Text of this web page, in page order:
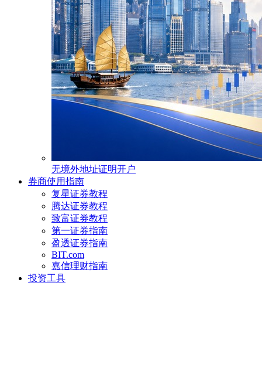
无境外地址证明开户
券商使用指南
复星证券教程
腾达证券教程
致富证券教程
第一证券指南
盈透证券指南
BIT.com
嘉信理财指南
投资工具